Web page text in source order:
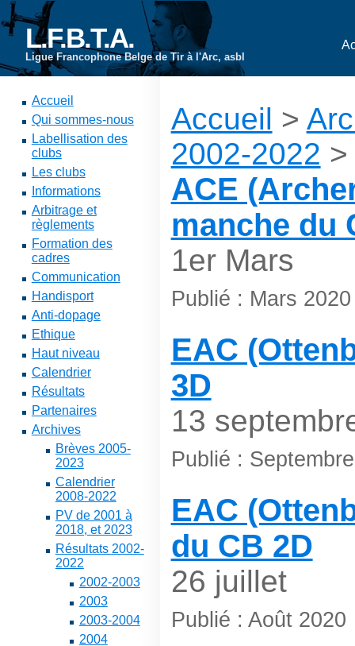
L.F.B.T.A.
Ligue Francophone Belge de Tir à l'Arc, asbl
Accueil
Qui sommes-nous
Labellisation des
clubs
Les clubs
Informations
Arbitrage et
règlements
Formation des
cadres
Communication
Handisport
Anti-dopage
Ethique
Haut niveau
Calendrier
Résultats
Partenaires
Archives
Brèves 2005-
2023
Calendrier
2008-2022
PV de 2001 à
2018, et 2023
Résultats 2002-
2022
2002-2003
2003
2003-2004
2004
Accueil >
2002-2022
ACE
manche du
1er Mars
Publié : Mars 2020
EAC
3D
13
Publié :
EAC
du CB 2D
26 juillet
Publié : Août 2020